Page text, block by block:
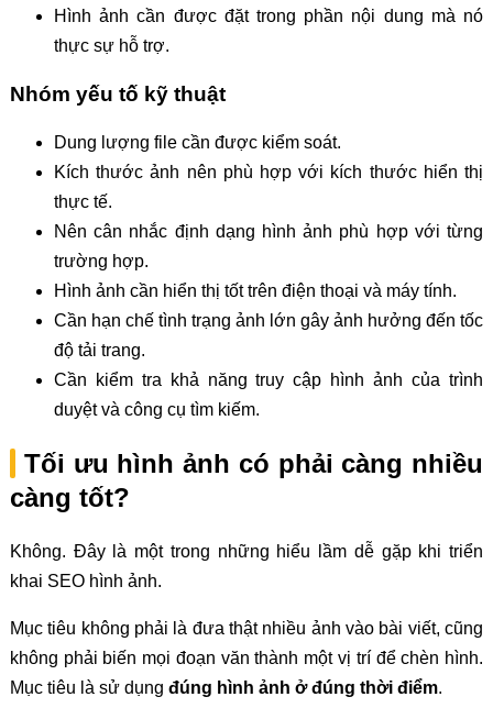
Hình ảnh cần được đặt trong phần nội dung mà nó
thực sự hỗ trợ.
Nhóm yếu tố kỹ thuật
Dung lượng file cần được kiểm soát.
Kích thước ảnh nên phù hợp với kích thước hiển thị
thực tế.
Nên cân nhắc định dạng hình ảnh phù hợp với từng
trường hợp.
Hình ảnh cần hiển thị tốt trên điện thoại và máy tính.
Cần hạn chế tình trạng ảnh lớn gây ảnh hưởng đến tốc
độ tải trang.
Cần kiểm tra khả năng truy cập hình ảnh của trình
duyệt và công cụ tìm kiếm.
Tối ưu hình ảnh có phải càng nhiều
càng tốt?
Không. Đây là một trong những hiểu lầm dễ gặp khi triển
khai SEO hình ảnh.
Mục tiêu không phải là đưa thật nhiều ảnh vào bài viết, cũng
không phải biến mọi đoạn văn thành một vị trí để chèn hình.
Mục tiêu là sử dụng đúng hình ảnh ở đúng thời điểm.